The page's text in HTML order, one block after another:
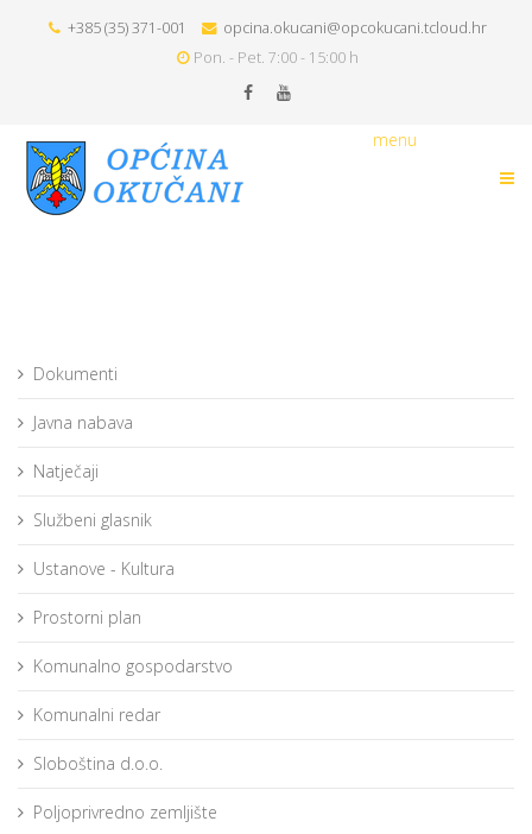
+385 (35) 371-001
opcina.okucani@opcokucani.tcloud.hr
Pon. - Pet. 7:00 - 15:00 h
menu
Dokumenti
Javna nabava
Natječaji
Službeni glasnik
Ustanove - Kultura
Prostorni plan
Komunalno gospodarstvo
Komunalni redar
Sloboština d.o.o.
Poljoprivredno zemljište